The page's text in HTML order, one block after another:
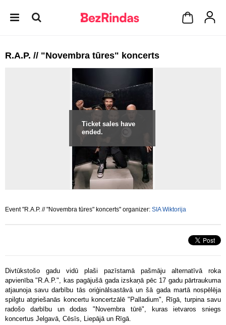
R.A.P. // "Novembra tūres" koncerts
Ticket sales have
ended.
Event "R.A.P. // "Novembra tūres" koncerts" organizer: SIA Wiktorija
Divtūkstošo gadu vidū plaši pazīstamā pašmāju alternatīvā roka
apvienība "R.A.P.", kas pagājušā gada izskaņā pēc 17 gadu pārtraukuma
atjaunoja savu darbību tās oriģinālsastāvā un šā gada martā nospēlēja
spilgtu atgriešanās koncertu koncertzālē "Palladium", Rīgā, turpina savu
radošo darbību un dodas "Novembra tūrē", kuras ietvaros sniegs
koncertus Jelgavā, Cēsīs, Liepājā un Rīgā.